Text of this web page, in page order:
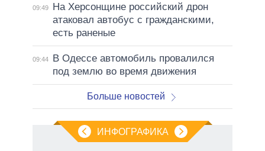
09:49
На Херсонщине российский дрон
атаковал автобус с гражданскими,
есть раненые
09:44
В Одессе автомобиль провалился
под землю во время движения
Больше новостей
ИНФОГРАФИКА